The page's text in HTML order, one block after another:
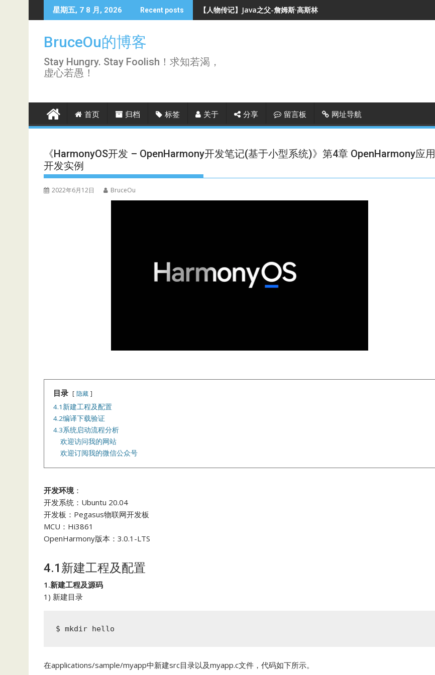
to
星期五, 7 8 月, 2026 Recent posts 【人物传记】Java之父-詹姆斯·高斯林
BruceOu的博客
Stay Hungry. Stay Foolish！求知若渴，
虚心若愚！
首页 归档 标签 关于 分享 留言板 网址导航
《HarmonyOS开发 – OpenHarmony开发笔记(基于小型系统)》第4章 OpenHarmony应用
开发实例
2022年6月12日 BruceOu
目录 隐藏
4.1新建工程及配置
4.2编译下载验证
4.3系统启动流程分析
欢迎访问我的网站
欢迎订阅我的微信公众号
开发环境：
开发系统：Ubuntu 20.04
开发板：Pegasus物联网开发板
MCU：Hi3861
OpenHarmony版本：3.0.1-LTS
4.1新建工程及配置
1.新建工程及源码
1) 新建目录
$ mkdir hello
在applications/sample/myapp中新建src目录以及myapp.c文件，代码如下所示。